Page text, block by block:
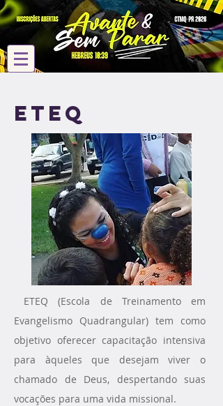
ETEQ
ETEQ (Escola de Treinamento em
Evangelismo Quadrangular) tem como
objetivo oferecer capacitação intensiva
para àqueles que desejam viver o
chamado de Deus, despertando suas
vocações para uma vida missional.